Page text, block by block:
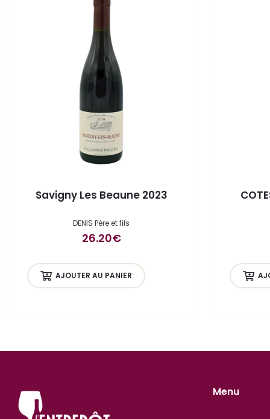
Savigny Les Beaune 2023
DENIS Père et fils
26.20€
AJOUTER AU PANIER
Menu